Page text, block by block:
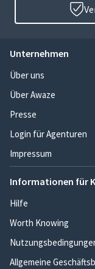
Unternehmen
Über uns
Über Awaze
Presse
Login für Agenturen
Impressum
Informationen für
Hilfe
Worth Knowing
Allgemeine